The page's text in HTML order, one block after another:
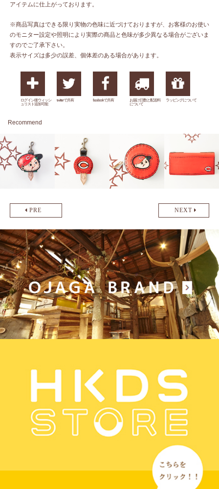
アイテムに仕上がっております。
※商品写真はできる限り実物の色味に近づけておりますが、お客様のお使い
のモニター設定や照明により実際の商品と色味が多少異なる場合がございま
すのでご了承下さい。
表示サイズは多少の誤差、個体差のある場合があります。
ログイン後ウィッシ
ュリスト追加可能
twitterで共有 facebookで共有
お届け日数と配送料
について
ラッピングについて
Recommend